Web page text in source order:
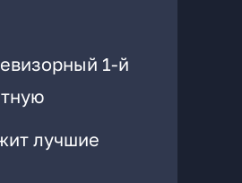
1-й
лучшие